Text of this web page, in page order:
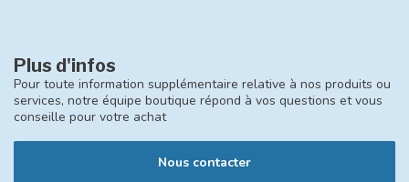
Plus d'infos
Pour toute information supplémentaire relative à nos produits ou
services, notre équipe boutique répond à vos questions et vous
conseille pour votre achat
Nous contacter